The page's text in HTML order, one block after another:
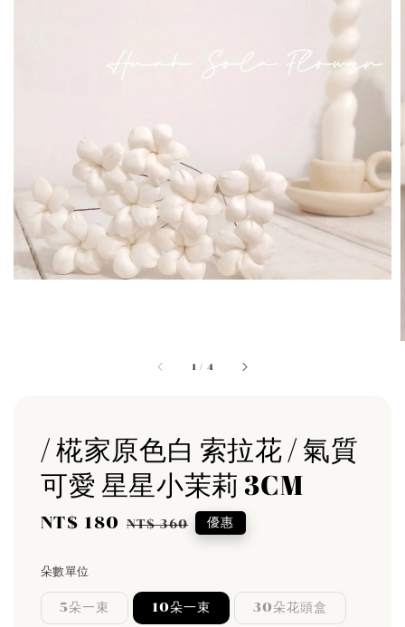
1 / 4
/ 椛家原色白 索拉花 / 氣質
可愛 星星小茉莉 3CM
Sale
NT$ 180 Regular
NT$ 360 優惠
朵數單位
5朵一束 10朵一束 30朵花頭盒